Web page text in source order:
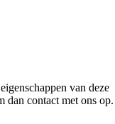
van deze
dan contact met ons op.